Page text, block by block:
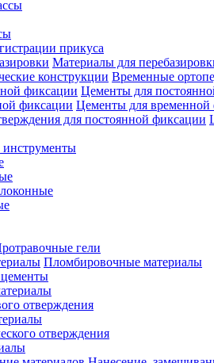
прикуса
Материалы для
Временные
Цементы для
Цементы для временной
инструменты
гели
Пломбировочные материалы
отверждения
отверждения